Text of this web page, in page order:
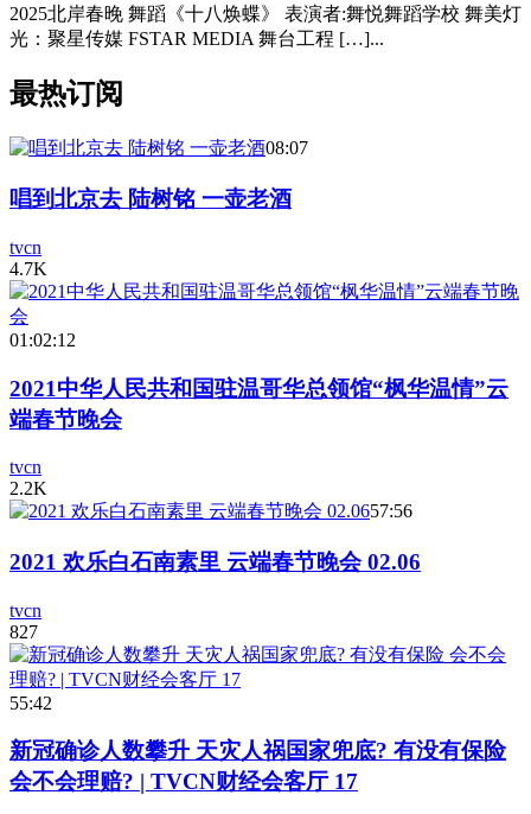
2025北岸春晚 舞蹈《十八焕蝶》 表演者:舞悦舞蹈学校 舞美灯
光：聚星传媒 FSTAR MEDIA 舞台工程 […]...
最热订阅
08:07
唱到北京去 陆树铭 一壶老酒
tvcn
4.7K
01:02:12
2021中华人民共和国驻温哥华总领馆“枫华温情”云
端春节晚会
tvcn
2.2K
57:56
2021 欢乐白石南素里 云端春节晚会 02.06
tvcn
827
55:42
新冠确诊人数攀升 天灾人祸国家兜底? 有没有保险
会不会理赔? | TVCN财经会客厅 17